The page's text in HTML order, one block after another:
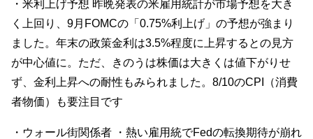
・米利上げ予想 昨晩発表の米雇用統計が市場予想を大き
く上回り、9月FOMCの「0.75%利上げ」の予想が強まり
ました。年末の政策金利は3.5%程度に上昇するとの見方
が中心値に。ただ、きのうは株価は大きくは値下がりせ
ず、金利上昇への耐性もみられました。8/10のCPI（消費
者物価）も要注目です
・ウォール街関係者 ・熱い雇用統でFedの転換期待が崩れ